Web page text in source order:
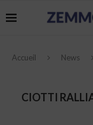
Accueil News
CIOTTI